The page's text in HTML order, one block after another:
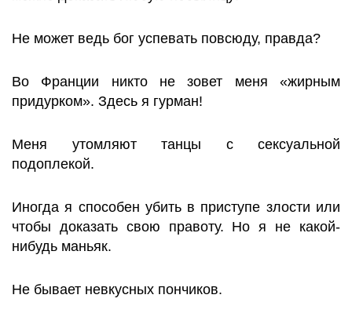
Не может ведь бог успевать повсюду, правда?
Во Франции никто не зовет меня «жирным
придурком». Здесь я гурман!
Меня утомляют танцы с сексуальной
подоплекой.
Иногда я способен убить в приступе злости или
чтобы доказать свою правоту. Но я не какой-
нибудь маньяк.
Не бывает невкусных пончиков.